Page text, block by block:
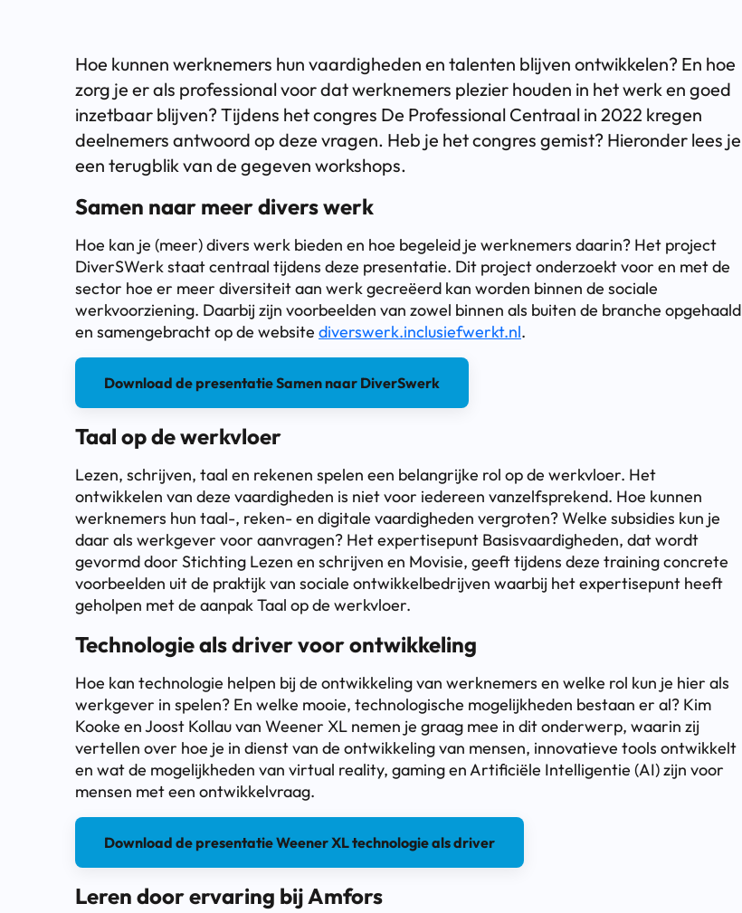
Hoe kunnen werknemers hun vaardigheden en talenten blijven ontwikkelen? En hoe
zorg je er als professional voor dat werknemers plezier houden in het werk en goed
inzetbaar blijven? Tijdens het congres De Professional Centraal in 2022 kregen
deelnemers antwoord op deze vragen. Heb je het congres gemist? Hieronder lees je
een terugblik van de gegeven workshops.
Samen naar meer divers werk
Hoe kan je (meer) divers werk bieden en hoe begeleid je werknemers daarin? Het project
DiverSWerk staat centraal tijdens deze presentatie. Dit project onderzoekt voor en met de
sector hoe er meer diversiteit aan werk gecreëerd kan worden binnen de sociale
werkvoorziening. Daarbij zijn voorbeelden van zowel binnen als buiten de branche opgehaald
en samengebracht op de website diverswerk.inclusiefwerkt.nl.
Download de presentatie Samen naar DiverSwerk
Taal op de werkvloer
Lezen, schrijven, taal en rekenen spelen een belangrijke rol op de werkvloer. Het
ontwikkelen van deze vaardigheden is niet voor iedereen vanzelfsprekend. Hoe kunnen
werknemers hun taal-, reken- en digitale vaardigheden vergroten? Welke subsidies kun je
daar als werkgever voor aanvragen? Het expertisepunt Basisvaardigheden, dat wordt
gevormd door Stichting Lezen en schrijven en Movisie, geeft tijdens deze training concrete
voorbeelden uit de praktijk van sociale ontwikkelbedrijven waarbij het expertisepunt heeft
geholpen met de aanpak Taal op de werkvloer.
Technologie als driver voor ontwikkeling
Hoe kan technologie helpen bij de ontwikkeling van werknemers en welke rol kun je hier als
werkgever in spelen? En welke mooie, technologische mogelijkheden bestaan er al? Kim
Kooke en Joost Kollau van Weener XL nemen je graag mee in dit onderwerp, waarin zij
vertellen over hoe je in dienst van de ontwikkeling van mensen, innovatieve tools ontwikkelt
en wat de mogelijkheden van virtual reality, gaming en Artificiële Intelligentie (AI) zijn voor
mensen met een ontwikkelvraag.
Download de presentatie Weener XL technologie als driver
Leren door ervaring bij Amfors